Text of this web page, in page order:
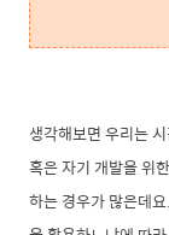
생각해보면 우리는
혹은 자기 개발을 위
하는 경우가 많은데